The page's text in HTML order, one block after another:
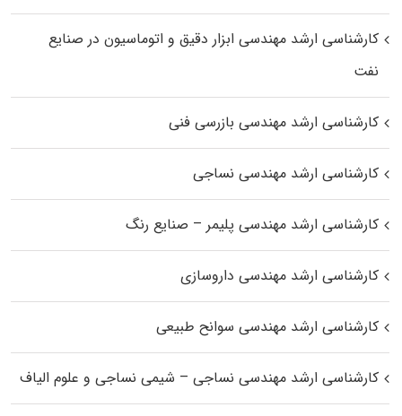
کارشناسی ارشد مهندسی ابزار دقیق و اتوماسیون در صنایع
نفت
کارشناسی ارشد مهندسی بازرسی فنی
کارشناسی ارشد مهندسی نساجی
کارشناسی ارشد مهندسی پلیمر – صنایع رنگ
کارشناسی ارشد مهندسی داروسازی
کارشناسی ارشد مهندسی سوانح طبیعی
کارشناسی ارشد مهندسی نساجی – شیمی نساجی و علوم الیاف